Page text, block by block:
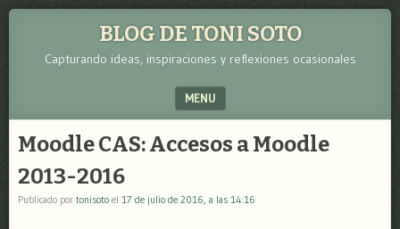
BLOG DE TONI SOTO
Capturando ideas, inspiraciones y reflexiones ocasionales
MENU
Moodle CAS: Accesos a Moodle
2013-2016
Publicado por tonisoto el 17 de julio de 2016, a las 14:16